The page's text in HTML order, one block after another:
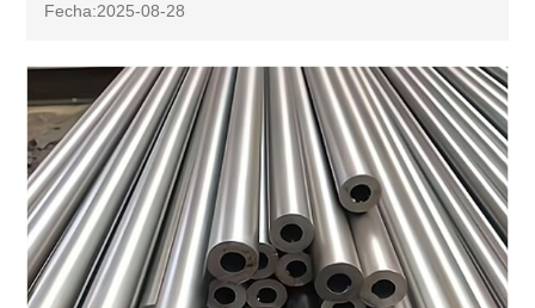
Fecha:2025-08-28